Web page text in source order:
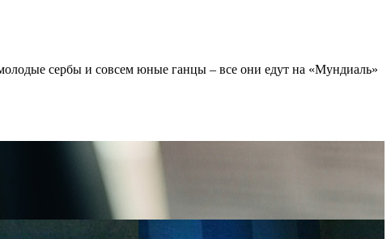
сербы и совсем юные ганцы – все они едут на «Мундиаль»